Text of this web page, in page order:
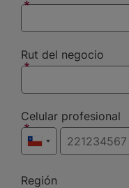
Rut del negocio
Celular profesional
Región